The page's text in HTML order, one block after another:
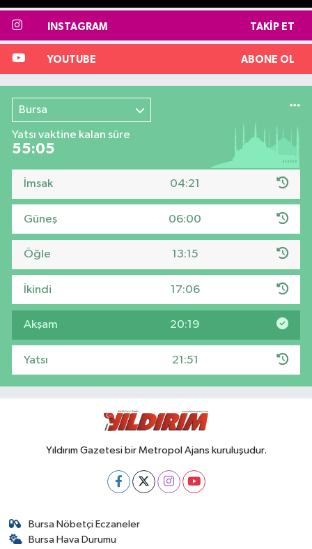
INSTAGRAM TAKIP ET
YOUTUBE ABONE OL
Bursa
Yatsı vaktine kalan süre
55:04
İmsak 04:21
Güneş 06:00
Öğle 13:15
İkindi 17:06
Akşam 20:19
Yatsı 21:51
Yıldırım Gazetesi bir Metropol Ajans kuruluşudur.
Bursa Nöbetçi Eczaneler
Bursa Hava Durumu